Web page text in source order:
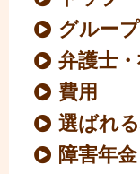
グルー
弁護士
費用
選ばれ
障害年